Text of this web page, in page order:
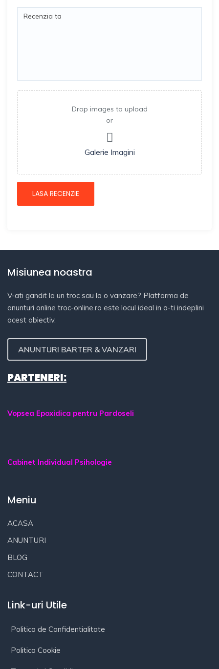
Drop images to upload
or
Galerie Imagini
Misiunea noastra
V-ati gandit la un troc sau la o vanzare? Platforma de
anunturi online troc-online.ro este locul ideal in a-ti indeplini
acest obiectiv.
ANUNTURI BARTER & VANZARI
PARTENERI:
Vopsea Epoxidica pentru Pardoseli
Cabinet Individual Psihologie
Meniu
ACASA
ANUNTURI
BLOG
CONTACT
Link-uri Utile
Politica de Confidentialitate
Politica Cookie